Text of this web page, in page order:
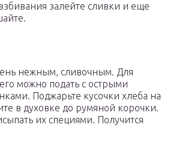
залейте сливки и еще
нежным, сливочным. Для
можно подать с острыми
Поджарьте кусочки хлеба на
в духовке до румяной корочки.
их специями. Получится